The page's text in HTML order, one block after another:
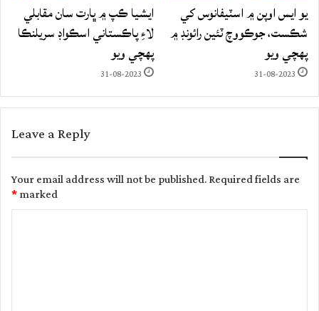
يو ايس اوپن ۾ اسٽيفانوس کي
شڪست، جوڪووچ ٽئين رائونڊ ۾
پهچي ويو
31-08-2023
ايشيا ڪپ ۾ ڀارت سان مقابلي
لاءِ پاڪستاني اسڪواڊ سريلنڪا
پهچي ويو
31-08-2023
Leave a Reply
Your email address will not be published.Required fields are
marked
*